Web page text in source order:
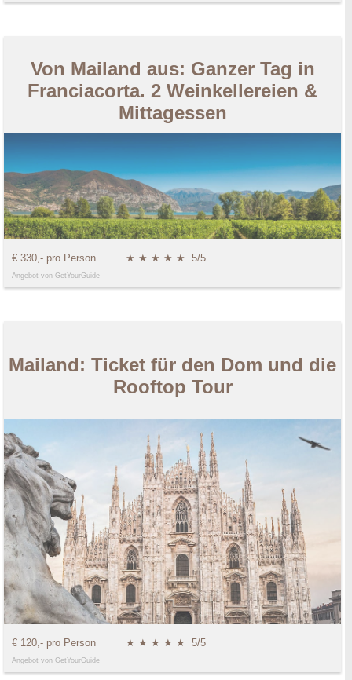
Von Mailand aus: Ganzer Tag in
Franciacorta. 2 Weinkellereien &
Mittagessen
€ 330,- pro Person ★ ★ ★ ★ ★ 5/5
Angebot von GetYourGuide
Mailand: Ticket für den Dom und die
Rooftop Tour
€ 120,- pro Person ★ ★ ★ ★ ★ 5/5
Angebot von GetYourGuide